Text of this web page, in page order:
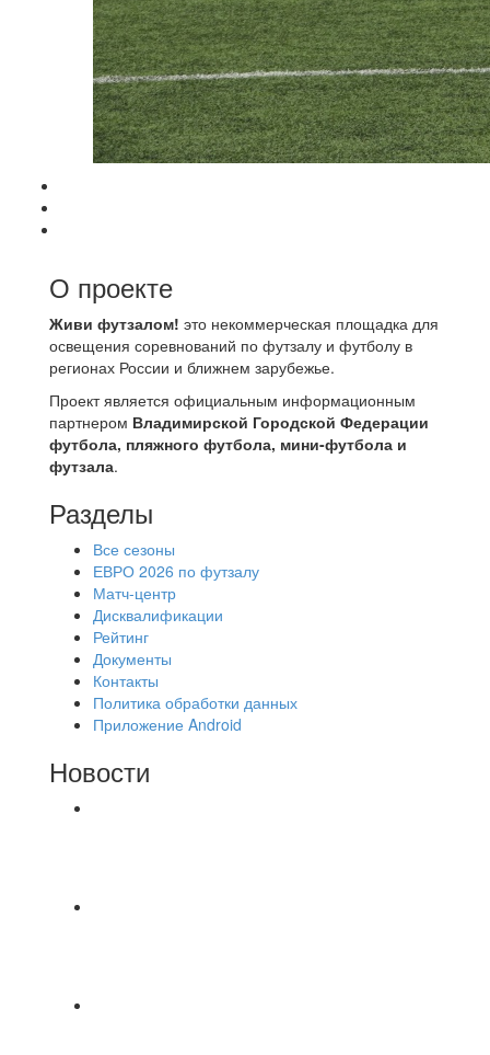
О проекте
Живи футзалом! это некоммерческая площадка для
освещения соревнований по футзалу и футболу в
регионах России и ближнем зарубежье.
Проект является официальным информационным
партнером Владимирской Городской Федерации
футбола, пляжного футбола, мини-футбола и
футзала.
Разделы
Все сезоны
ЕВРО 2026 по футзалу
Матч-центр
Дисквалификации
Рейтинг
Документы
Контакты
Политика обработки данных
Приложение Android
Новости